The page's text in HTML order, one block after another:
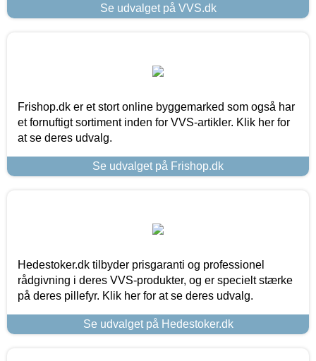
Se udvalget på VVS.dk
Frishop.dk er et stort online byggemarked som også har
et fornuftigt sortiment inden for VVS-artikler. Klik her for
at se deres udvalg.
Se udvalget på Frishop.dk
Hedestoker.dk tilbyder prisgaranti og professionel
rådgivning i deres VVS-produkter, og er specielt stærke
på deres pillefyr. Klik her for at se deres udvalg.
Se udvalget på Hedestoker.dk